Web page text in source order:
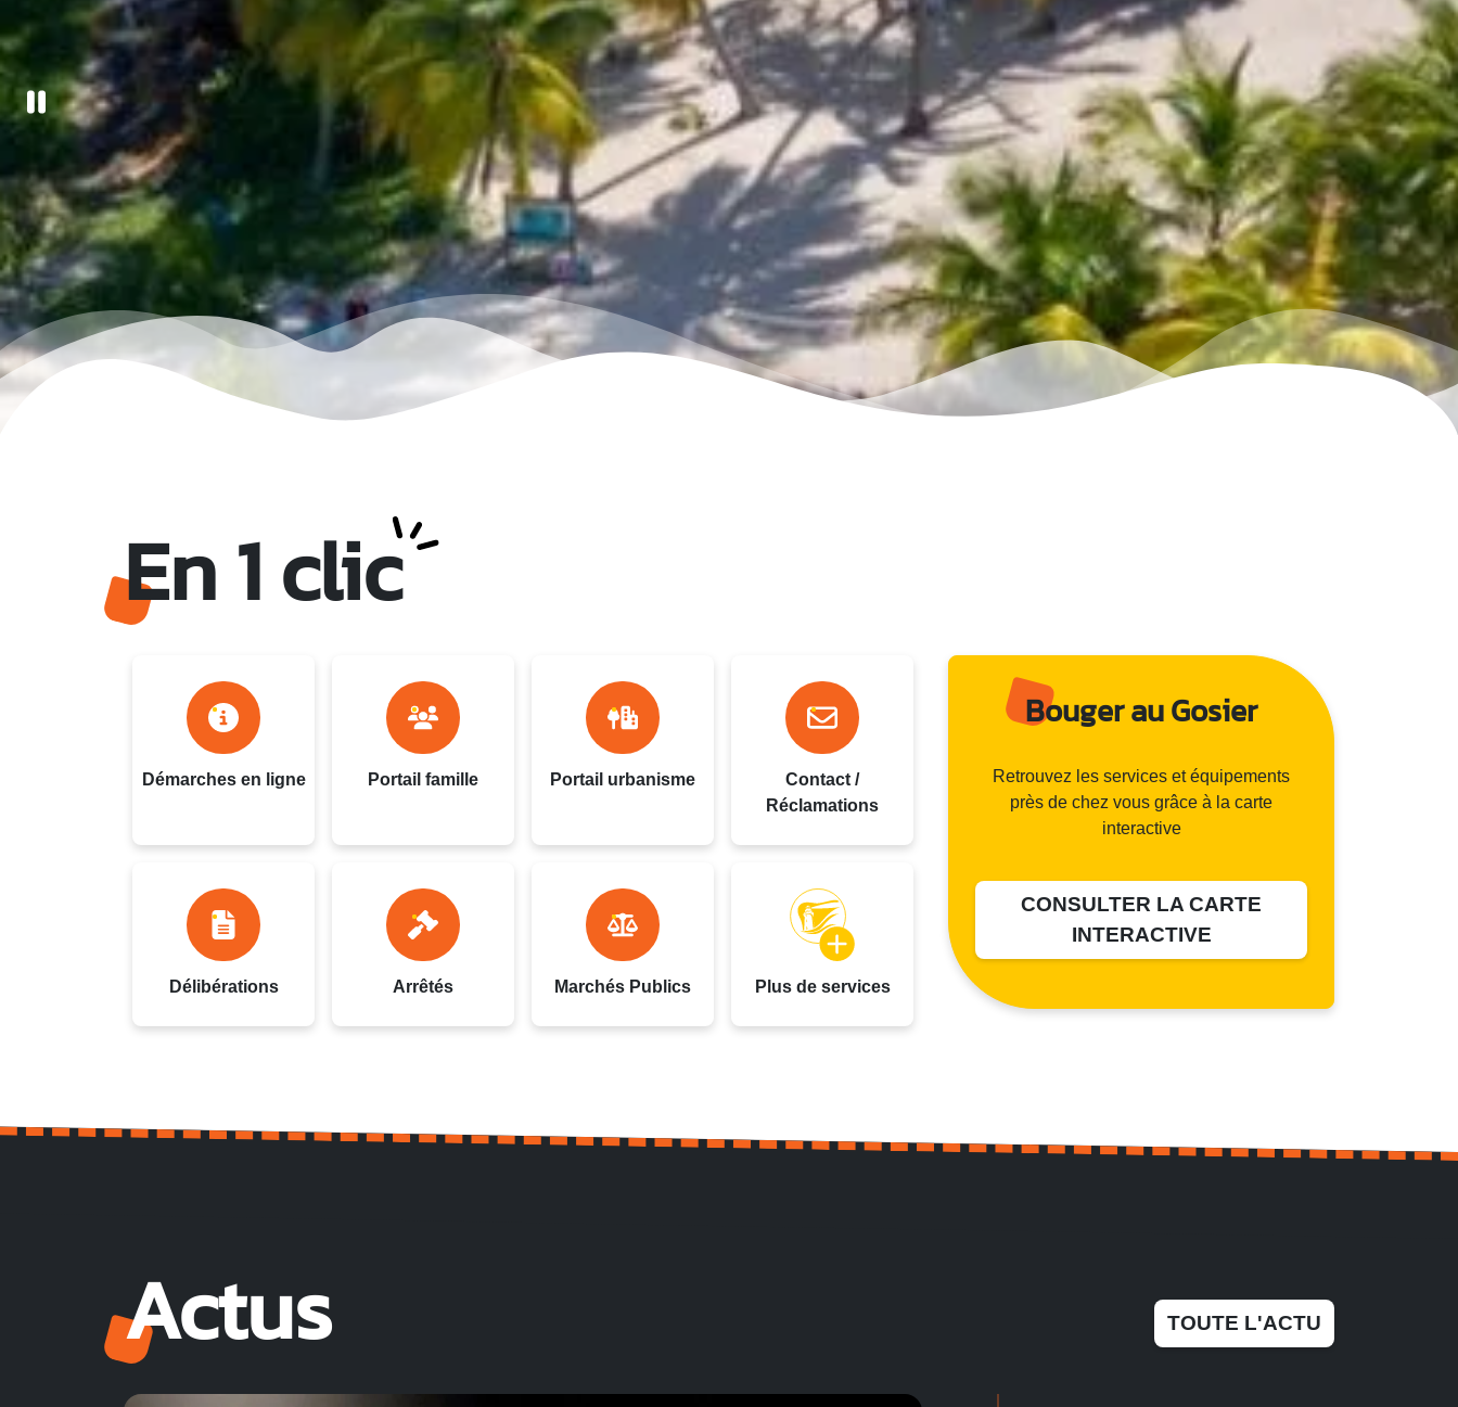
Ville du Gosier - Guadeloupe
En 1 clic
Démarches en ligne Portail famille Portail urbanisme
Contact /
Réclamations
Délibérations Arrêtés Marchés Publics Plus de services
Bouger au Gosier
Retrouvez les services et équipements
près de chez vous grâce à la carte
interactive
CONSULTER LA CARTE
INTERACTIVE
Actus TOUTE L'ACTU